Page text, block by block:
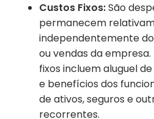
Custos Fixos:São
permanecem
independentemente
ou vendas da
fixos incluem aluguel
e benefícios dos
de ativos, seguros e
recorrentes.